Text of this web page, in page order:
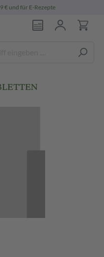
€ und für E-Rezepte